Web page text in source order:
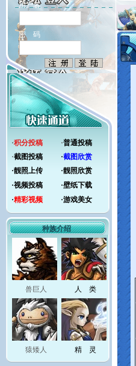
用户名
密 码
·积分投稿 ·普通投稿
·截图投稿 ·截图欣赏
·靓照上传 ·靓照欣赏
·视频投稿 ·壁纸下载
·精彩视频 ·游戏美女
种族介绍
兽巨人 人 类
猿矮人 精 灵